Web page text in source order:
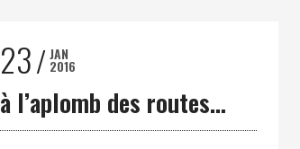
23 JAN
2016
à l’aplomb des routes…